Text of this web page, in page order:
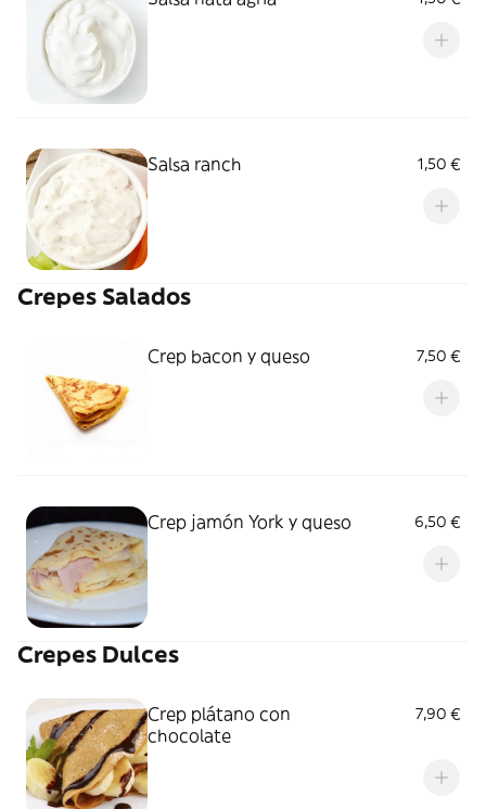
Salsa ranch 1,50 €
Crepes Salados
Crep bacon y queso 7,50 €
Crep jamón York y queso 6,50 €
Crepes Dulces
Crep plátano con
chocolate
7,90 €